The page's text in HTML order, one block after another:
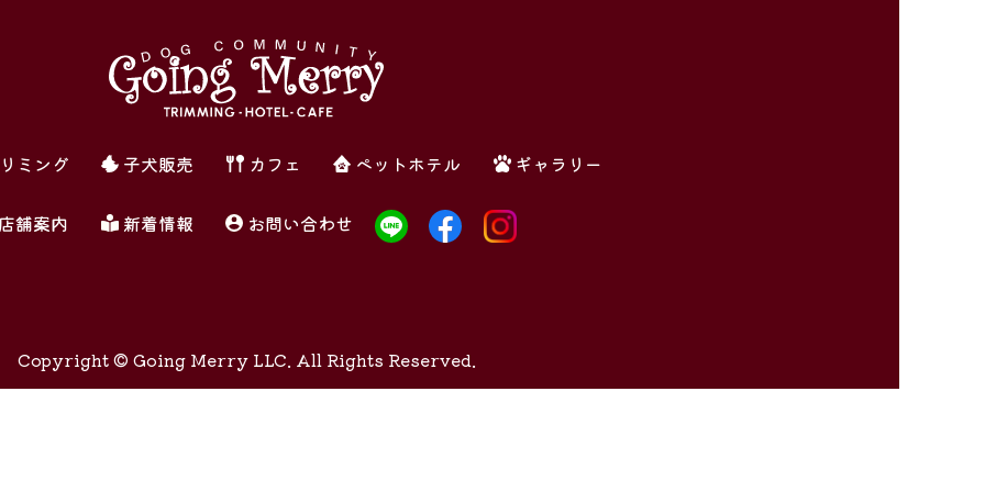
ミング 子犬販売 カフェ ペットホテル ギャラリー
店舗案内 新着情報 お問い合わせ
Copyright © Going Merry LLC. All Rights Reserved.